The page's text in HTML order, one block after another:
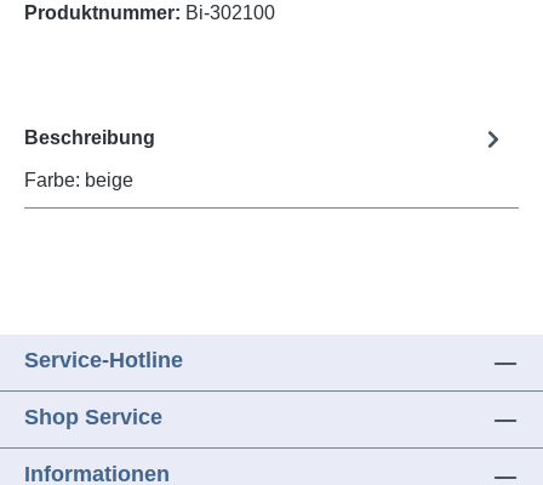
Produktnummer: Bi-302100
Beschreibung
Farbe: beige
Service-Hotline
Shop Service
Informationen